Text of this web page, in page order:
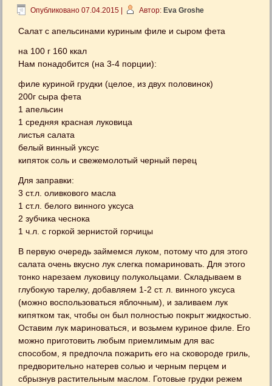
Опубликовано 07.04.2015 Автор: Eva Groshe
Салат с апельсинами куриным филе и сыром фета
на 100 г 160 ккал
Нам понадобится (на 3-4 порции):
филе куриной грудки (целое, из двух половинок)
200г сыра фета
1 апельсин
1 средняя красная луковица
листья салата
белый винный уксус
кипяток соль и свежемолотый черный перец
Для заправки:
3 ст.л. оливкового масла
1 ст.л. белого винного уксуса
2 зубчика чеснока
1 ч.л. с горкой зернистой горчицы
В первую очередь займемся луком, потому что для этого
салата очень вкусно лук слегка помариновать. Для этого
тонко нарезаем луковицу полукольцами. Складываем в
глубокую тарелку, добавляем 1-2 ст. л. винного уксуса
(можно воспользоваться яблочным), и заливаем лук
кипятком так, чтобы он был полностью покрыт жидкостью.
Оставим лук мариноваться, и возьмем куриное филе. Его
можно приготовить любым приемлимым для вас
способом, я предпочла пожарить его на сковороде гриль,
предворительно натерев солью и черным перцем и
сбрызнув растительным маслом. Готовые грудки режем